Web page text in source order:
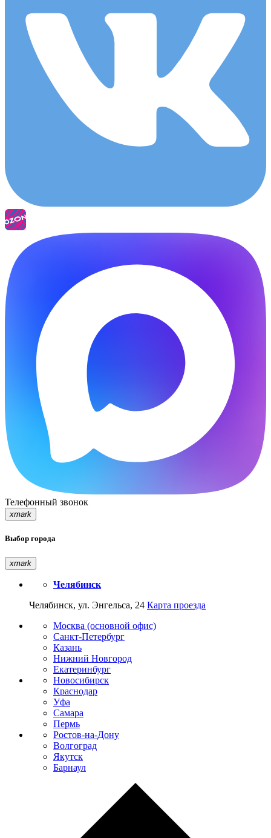
Телефонный звонок
xmark
Выбор города
xmark
Челябинск
Челябинск, ул. Энгельса, 24 Карта проезда
Москва (основной офис)
Санкт-Петербург
Казань
Нижний Новгород
Екатеринбург
Новосибирск
Краснодар
Уфа
Самара
Пермь
Ростов-на-Дону
Волгоград
Якутск
Барнаул